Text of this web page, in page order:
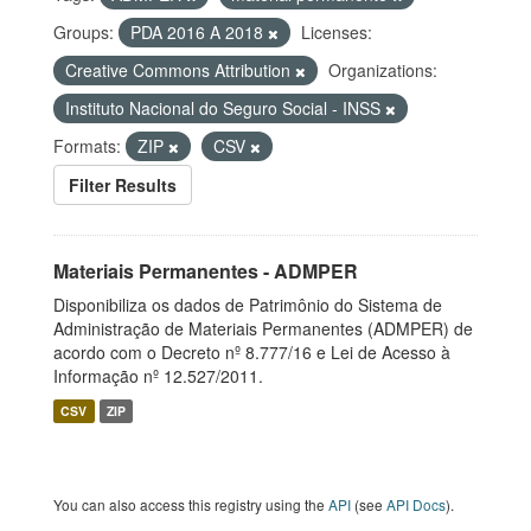
Groups:
PDA 2016 A 2018
Licenses:
Creative Commons Attribution
Organizations:
Instituto Nacional do Seguro Social - INSS
Formats:
ZIP
CSV
Filter Results
Materiais Permanentes - ADMPER
Disponibiliza os dados de Patrimônio do Sistema de
Administração de Materiais Permanentes (ADMPER) de
acordo com o Decreto nº 8.777/16 e Lei de Acesso à
Informação nº 12.527/2011.
CSV ZIP
You can also access this registry using the API (see API Docs).